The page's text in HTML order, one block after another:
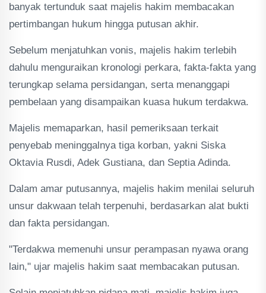
banyak tertunduk saat majelis hakim membacakan
pertimbangan hukum hingga putusan akhir.
Sebelum menjatuhkan vonis, majelis hakim terlebih
dahulu menguraikan kronologi perkara, fakta-fakta yang
terungkap selama persidangan, serta menanggapi
pembelaan yang disampaikan kuasa hukum terdakwa.
Majelis memaparkan, hasil pemeriksaan terkait
penyebab meninggalnya tiga korban, yakni Siska
Oktavia Rusdi, Adek Gustiana, dan Septia Adinda.
Dalam amar putusannya, majelis hakim menilai seluruh
unsur dakwaan telah terpenuhi, berdasarkan alat bukti
dan fakta persidangan.
"Terdakwa memenuhi unsur perampasan nyawa orang
lain," ujar majelis hakim saat membacakan putusan.